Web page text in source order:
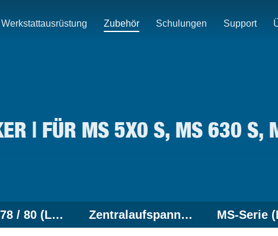
Werkstattausrüstung Zubehör Schulungen Support
| FÜR MS 5X0 S, MS 630 S,
MS 70 / 75 / 78 / 80 (LKW) Zentralaufspannung